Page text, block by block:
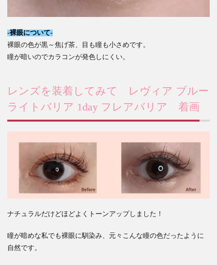
-裸眼について-
裸眼の色が黒～焦げ茶、目も瞳も小さめです。
瞳が暗いのでカラコンが発色しにくい。
レンズを装着してみて
レヴィア ブルー
ライトバリア 1day フレアバリア 着画
ナチュラルだけどほどよくトーンアップしました！
瞳が暗めな私でも裸眼に馴染み、元々こんな瞳の色だったように
自然です。